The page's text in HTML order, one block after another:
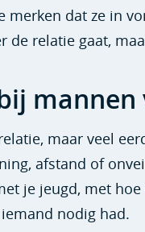
dat ze in
de relatie gaat,
mannen
maar veel
afstand of
je jeugd, met
nodig had.